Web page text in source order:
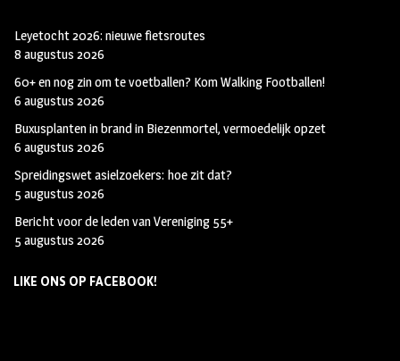
Leyetocht 2026: nieuwe fietsroutes
8 augustus 2026
60+ en nog zin om te voetballen? Kom Walking Footballen!
6 augustus 2026
Buxusplanten in brand in Biezenmortel, vermoedelijk opzet
6 augustus 2026
Spreidingswet asielzoekers: hoe zit dat?
5 augustus 2026
Bericht voor de leden van Vereniging 55+
5 augustus 2026
LIKE ONS OP FACEBOOK!